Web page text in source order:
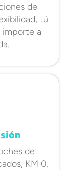
de
tú
importe a
de
KM 0,